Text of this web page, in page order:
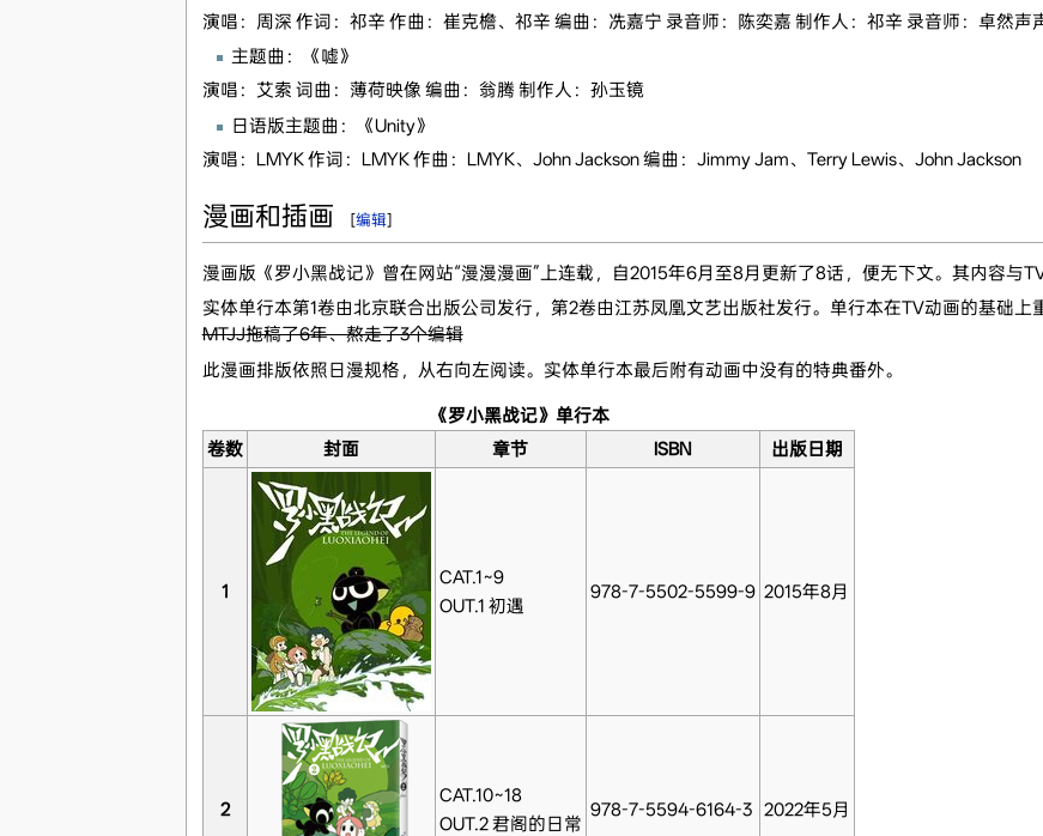
演唱：周深 作词：祁辛 作曲：崔克檐、祁辛 编曲：冼嘉宁 录音师：陈奕嘉 制作人：祁辛 录音师：卓然
主题曲：《嘘》
演唱：艾索 词曲：薄荷映像 编曲：翁腾 制作人：孙玉镜
日语版主题曲：《Unity》
演唱：LMYK 作词：LMYK 作曲：LMYK、John Jackson 编曲：Jimmy Jam、Terry Lewis、John Jackson
漫画和插画 [编辑]
漫画版《罗小黑战记》曾在网站“漫漫漫画”上连载，自2015年6月至8月更新了8话，便无下文。其内容与
实体单行本第1卷由北京联合出版公司发行，第2卷由江苏凤凰文艺出版社发行。单行本在TV动画的基础
MTJJ拖稿了6年、熬走了3个编辑
此漫画排版依照日漫规格，从右向左阅读。实体单行本最后附有动画中没有的特典番外。
《罗小黑战记》单行本
卷数
封面 章节 ISBN 出版日期
1
CAT.1~9
OUT.1 初遇
978-7-5502-5599-9 2015年8月
2
CAT.10~18
OUT.2 君阁的日常
978-7-5594-6164-3 2022年5月